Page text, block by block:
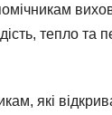
тепло та
які